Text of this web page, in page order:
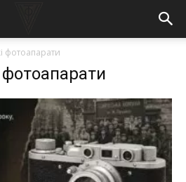
фотоапарати
фотоапарати